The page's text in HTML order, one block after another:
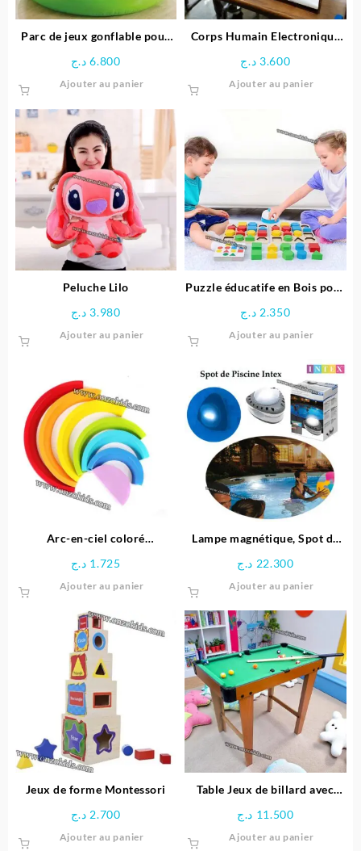
Parc de jeux gonflable pour
6.800 د.ج
Ajouter au panier
Corps Humain Electronique
3.600 د.ج
Ajouter au panier
Peluche Lilo
3.980 د.ج
Ajouter au panier
Puzzle éducatife en Bois pour
2.350 د.ج
Ajouter au panier
Arc-en-ciel coloré
1.725 د.ج
Ajouter au panier
Lampe magnétique, Spot de
22.300 د.ج
Ajouter au panier
Jeux de forme Montessori
2.700 د.ج
Ajouter au panier
Table Jeux de billard avec
11.500 د.ج
Ajouter au panier